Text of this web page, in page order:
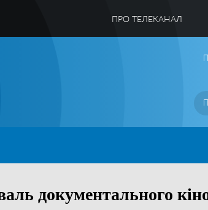
ПРО ТЕЛЕКАНАЛ
документального